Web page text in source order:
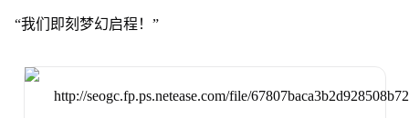
“我们即刻梦幻启程！”